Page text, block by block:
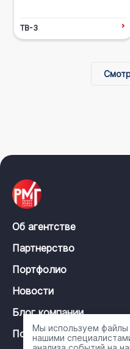
ТВ-3
Об агентстве
Партнерство
Портфолио
Новости
Блог компании
Политика
Мы используем
нашими